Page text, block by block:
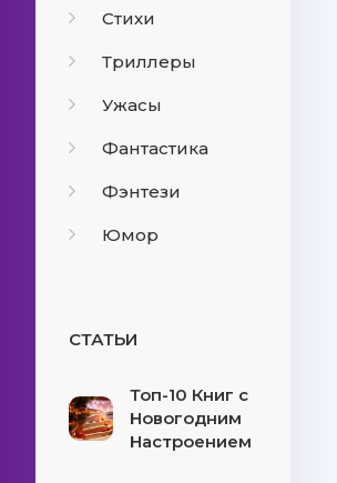
Стихи
Триллеры
Ужасы
Фантастика
Фэнтези
Юмор
СТАТЬИ
Топ-10 Книг с
Новогодним
Настроением